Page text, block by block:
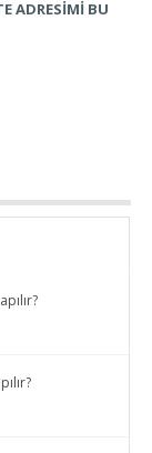
ADRESIMI BU